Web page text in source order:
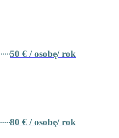
50 € / osobę/ rok
80 € / osobę/ rok